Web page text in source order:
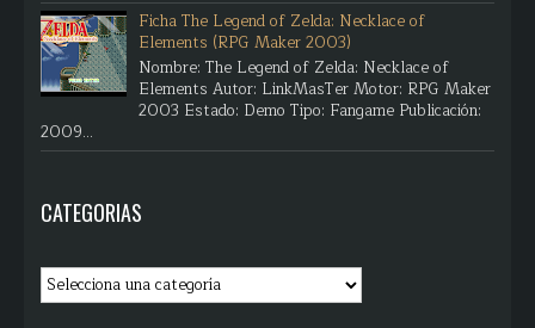
Ficha The Legend of Zelda: Necklace of
Elements (RPG Maker 2003)
Nombre: The Legend of Zelda: Necklace of
Elements Autor: LinkMasTer Motor: RPG Maker
2003 Estado: Demo Tipo: Fangame Publicación:
2009...
CATEGORIAS